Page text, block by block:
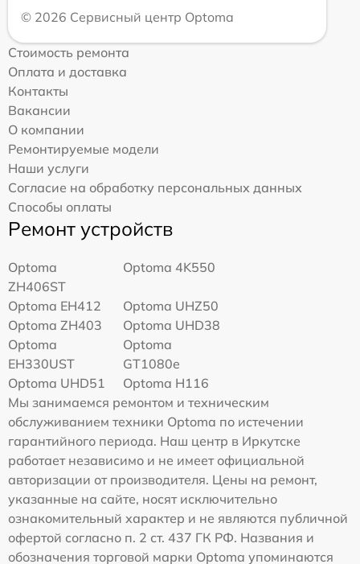
© 2026 Сервисный центр Optoma
Стоимость ремонта
Оплата и доставка
Контакты
Вакансии
О компании
Ремонтируемые модели
Наши услуги
Согласие на обработку персональных данных
Способы оплаты
Ремонт устройств
Optoma
ZH406ST
Optoma 4K550
Optoma EH412
Optoma UHZ50
Optoma ZH403
Optoma UHD38
Optoma
EH330UST
Optoma
GT1080e
Optoma UHD51
Optoma H116
Мы занимаемся ремонтом и техническим
обслуживанием техники Optoma по истечении
гарантийного периода. Наш центр в Иркутске
работает независимо и не имеет официальной
авторизации от производителя. Цены на ремонт,
указанные на сайте, носят исключительно
ознакомительный характер и не являются публичной
офертой согласно п. 2 ст. 437 ГК РФ. Названия и
обозначения торговой марки Optoma упоминаются